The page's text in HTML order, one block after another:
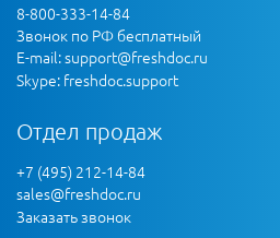
8-800-333-14-84
Звонок по РФ бесплатный
E-mail:support@freshdoc.ru
Skype: freshdoc.support
Отдел продаж
+7 (495) 212-14-84
sales@freshdoc.ru
Заказать звонок